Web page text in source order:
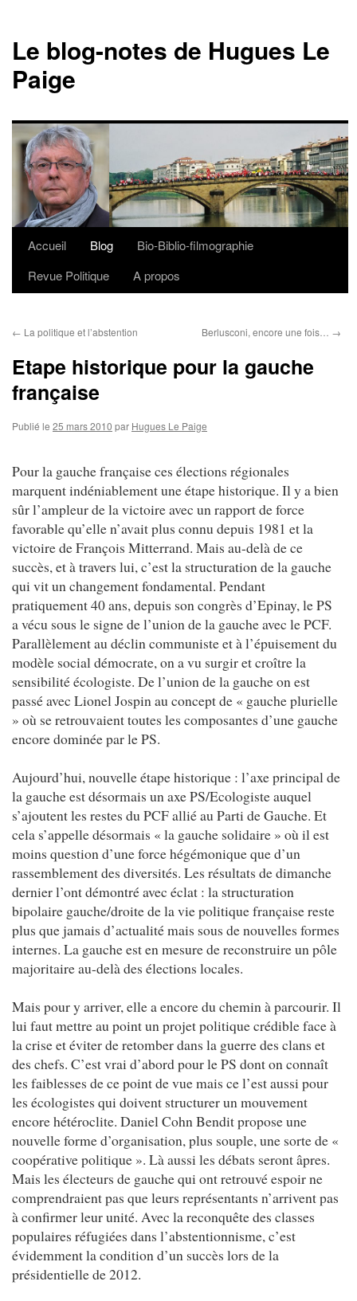
Le blog-notes de Hugues Le
Paige
Aller
Accueil Blog
Bio-Biblio-filmographie
Revue Politique
A propos
← La politique et l’abstention Berlusconi, encore une fois… →
Etape historique pour la gauche
française
Publié le 25 mars 2010 par Hugues Le Paige
Pour la gauche française ces élections régionales
marquent indéniablement une étape historique. Il y a bien
sûr l’ampleur de la victoire avec un rapport de force
favorable qu’elle n’avait plus connu depuis 1981 et la
victoire de François Mitterrand. Mais au-delà de ce
succès, et à travers lui, c’est la structuration de la gauche
qui vit un changement fondamental. Pendant
pratiquement 40 ans, depuis son congrès d’Epinay, le PS
a vécu sous le signe de l’union de la gauche avec le PCF.
Parallèlement au déclin communiste et à l’épuisement du
modèle social démocrate, on a vu surgir et croître la
sensibilité écologiste. De l’union de la gauche on est
passé avec Lionel Jospin au concept de « gauche plurielle
» où se retrouvaient toutes les composantes d’une gauche
encore dominée par le PS.
Aujourd’hui, nouvelle étape historique : l’axe principal de
la gauche est désormais un axe PS/Ecologiste auquel
s’ajoutent les restes du PCF allié au Parti de Gauche. Et
cela s’appelle désormais « la gauche solidaire » où il est
moins question d’une force hégémonique que d’un
rassemblement des diversités. Les résultats de dimanche
dernier l’ont démontré avec éclat : la structuration
bipolaire gauche/droite de la vie politique française reste
plus que jamais d’actualité mais sous de nouvelles formes
internes. La gauche est en mesure de reconstruire un pôle
majoritaire au-delà des élections locales.
Mais pour y arriver, elle a encore du chemin à parcourir. Il
lui faut mettre au point un projet politique crédible face à
la crise et éviter de retomber dans la guerre des clans et
des chefs. C’est vrai d’abord pour le PS dont on connaît
les faiblesses de ce point de vue mais ce l’est aussi pour
les écologistes qui doivent structurer un mouvement
encore hétéroclite. Daniel Cohn Bendit propose une
nouvelle forme d’organisation, plus souple, une sorte de «
coopérative politique ». Là aussi les débats seront âpres.
Mais les électeurs de gauche qui ont retrouvé espoir ne
comprendraient pas que leurs représentants n’arrivent pas
à confirmer leur unité. Avec la reconquête des classes
populaires réfugiées dans l’abstentionnisme, c’est
évidemment la condition d’un succès lors de la
présidentielle de 2012.